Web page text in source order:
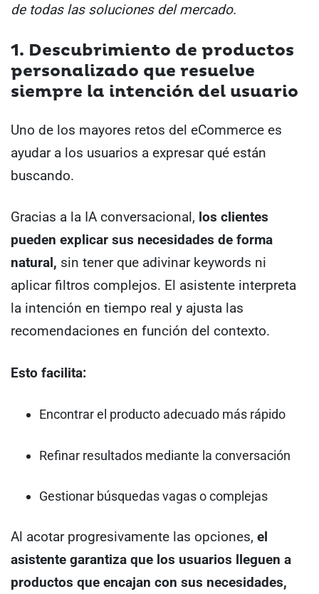
de todas las soluciones del mercado.
1. Descubrimiento de productos
personalizado que resuelve
siempre la intención del usuario
Uno de los mayores retos del eCommerce es
ayudar a los usuarios a expresar qué están
buscando.
Gracias a la IA conversacional, los clientes
pueden explicar sus necesidades de forma
natural, sin tener que adivinar keywords ni
aplicar filtros complejos. El asistente interpreta
la intención en tiempo real y ajusta las
recomendaciones en función del contexto.
Esto facilita:
Encontrar el producto adecuado más rápido
Refinar resultados mediante la conversación
Gestionar búsquedas vagas o complejas
Al acotar progresivamente las opciones, el
asistente garantiza que los usuarios lleguen a
productos que encajan con sus necesidades,